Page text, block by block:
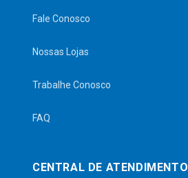
Fale Conosco
Nossas Lojas
Trabalhe Conosco
FAQ
CENTRAL DE ATENDIMENTO